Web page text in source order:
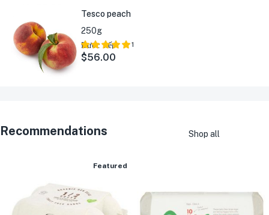
Tesco peach
250g
Được xếp
hạng
5.00
5 sao
1
$56.00
Recommendations Shop all
Featured